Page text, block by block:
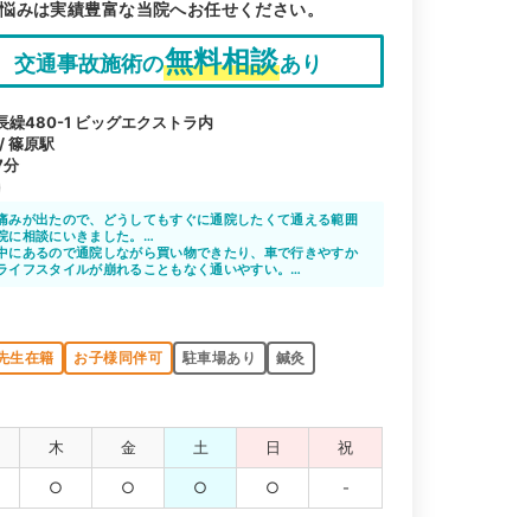
は実績豊富な当院へお任せください。
交通事故施術の無料相談あり
繰480-1 ビッグエクストラ内
篠原駅
分
みが出たので、どうしてもすぐに通院したくて通える範囲
相談にいきました。
です。
にあるので通院しながら買い物できたり、車で行きやすか
イフスタイルが崩れることもなく通いやすい。
生在籍 お子様同伴可 駐車場あり
鍼灸
木 金 土 日 祝
○ ○ ○ ○ -